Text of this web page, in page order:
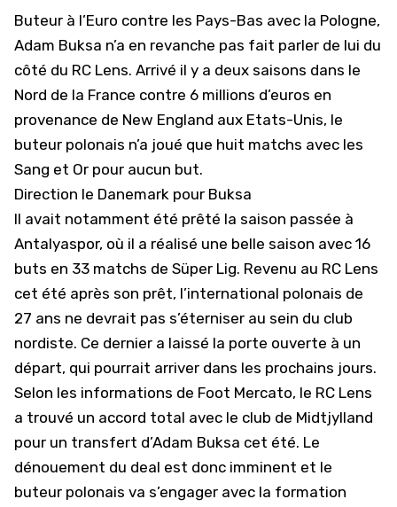
Buteur à l’Euro contre les Pays-Bas avec la Pologne,
Adam Buksa n’a en revanche pas fait parler de lui du
côté du RC Lens. Arrivé il y a deux saisons dans le
Nord de la France contre 6 millions d’euros en
provenance de New England aux Etats-Unis, le
buteur polonais n’a joué que huit matchs avec les
Sang et Or pour aucun but.
Direction le Danemark pour Buksa
Il avait notamment été prêté la saison passée à
Antalyaspor, où il a réalisé une belle saison avec 16
buts en 33 matchs de Süper Lig. Revenu au RC Lens
cet été après son prêt, l’international polonais de
27 ans ne devrait pas s’éterniser au sein du club
nordiste. Ce dernier a laissé la porte ouverte à un
départ, qui pourrait arriver dans les prochains jours.
Selon les informations de Foot Mercato, le RC Lens
a trouvé un accord total avec le club de Midtjylland
pour un transfert d’Adam Buksa cet été. Le
dénouement du deal est donc imminent et le
buteur polonais va s’engager avec la formation